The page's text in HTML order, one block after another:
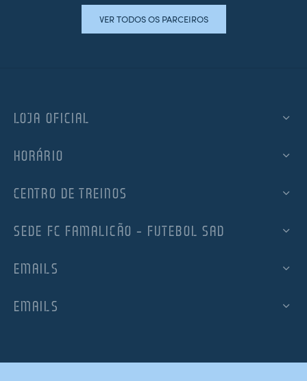
VER TODOS OS PARCEIROS
LOJA OFICIAL
HORÁRIO
CENTRO DE TREINOS
SEDE FC FAMALICÃO – FUTEBOL SAD
EMAILS
EMAILS